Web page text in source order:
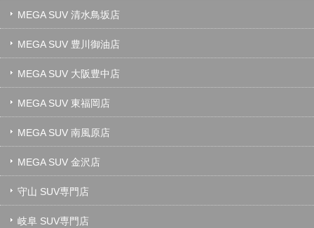
MEGA SUV 清水鳥坂店
MEGA SUV 豊川御油店
MEGA SUV 大阪豊中店
MEGA SUV 東福岡店
MEGA SUV 南風原店
MEGA SUV 金沢店
守山 SUV専門店
岐阜 SUV専門店